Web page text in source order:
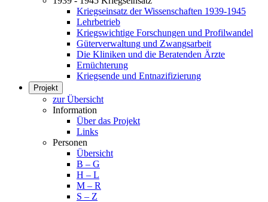
Kriegseinsatz der Wissenschaften 1939-1945
Lehrbetrieb
Kriegswichtige Forschungen und Profilwandel
Güterverwaltung und Zwangsarbeit
Die Kliniken und die Beratenden Ärzte
Ernüchterung
Kriegsende und Entnazifizierung
Projekt
zur Übersicht
Information
Über das Projekt
Links
Personen
Übersicht
B – G
H – L
M – R
S – Z